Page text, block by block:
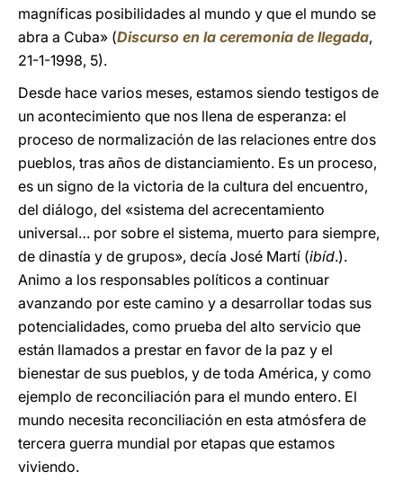
magníficas posibilidades al mundo y que el mundo se
abra a Cuba» (Discurso en la ceremonia de llegada,
21-1-1998, 5).
Desde hace varios meses, estamos siendo testigos de
un acontecimiento que nos llena de esperanza: el
proceso de normalización de las relaciones entre dos
pueblos, tras años de distanciamiento. Es un proceso,
es un signo de la victoria de la cultura del encuentro,
del diálogo, del «sistema del acrecentamiento
universal… por sobre el sistema, muerto para siempre,
de dinastía y de grupos», decía José Martí (ibíd.).
Animo a los responsables políticos a continuar
avanzando por este camino y a desarrollar todas sus
potencialidades, como prueba del alto servicio que
están llamados a prestar en favor de la paz y el
bienestar de sus pueblos, y de toda América, y como
ejemplo de reconciliación para el mundo entero. El
mundo necesita reconciliación en esta atmósfera de
tercera guerra mundial por etapas que estamos
viviendo.